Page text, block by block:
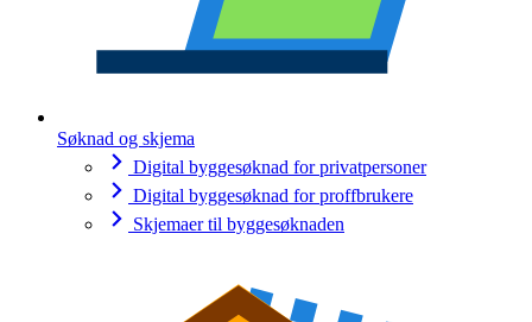
Søknad og skjema
Digital byggesøknad for privatpersoner
Digital byggesøknad for proffbrukere
Skjemaer til byggesøknaden